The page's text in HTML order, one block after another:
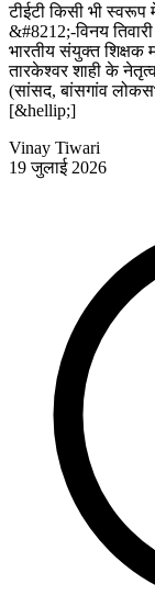
टीईटी किसी भी स्वरूप
&#8212;-विनय
भारतीय संयुक्त
तारकेश्वर शाही के
(सांसद, बांसगांव
[&hellip;]
Vinay Tiwari
19 जुलाई 2026